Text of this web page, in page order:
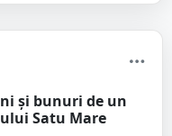
și bunuri de un
Satu Mare